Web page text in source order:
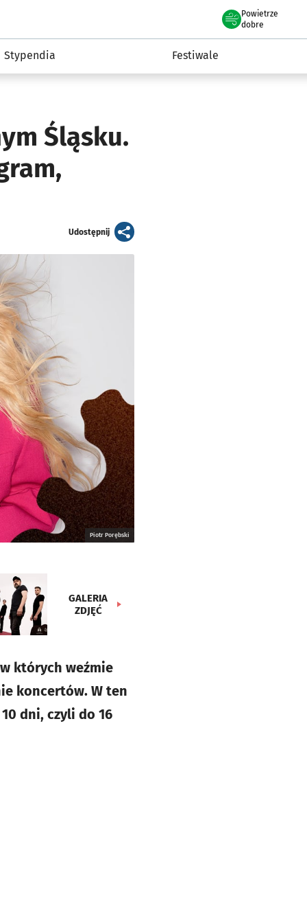
Powietrze
we Wrocławiu
dobre
Stypendia Festiwale
Śląsku.
Udostępnijartykuł
Piotr Porębski
GALERIA
ZDJĘĆ
których weźmie
koncertów. W ten
dni, czyli do 16